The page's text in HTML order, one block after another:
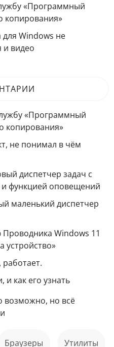
«Программный
копирования»
для Windows не
и видео
«Программный
копирования»
не понимал в чём
диспетчер задач с
функцией оповещений
маленький диспетчер
Windows 11
устройство»
как его узнать
возможно, но всё
Браузеры Утилиты